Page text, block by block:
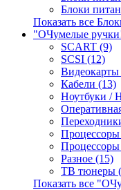
Блоки
Показать все
"ОЧумелые
SCART (9)
SCSI (12)
Видеокарты
Кабели (13)
Ноутбуки /
Процессоры
Разное (15)
ТВ тюнеры
Показать все